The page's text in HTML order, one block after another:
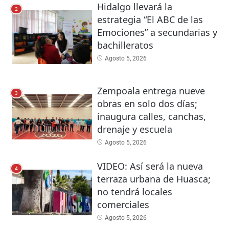
2
Hidalgo llevará la
estrategia “El ABC de las
Emociones” a secundarias y
bachilleratos
Agosto 5, 2026
3
Zempoala entrega nueve
obras en solo dos días;
inaugura calles, canchas,
drenaje y escuela
Agosto 5, 2026
4
VIDEO: Así será la nueva
terraza urbana de Huasca;
no tendrá locales
comerciales
Agosto 5, 2026